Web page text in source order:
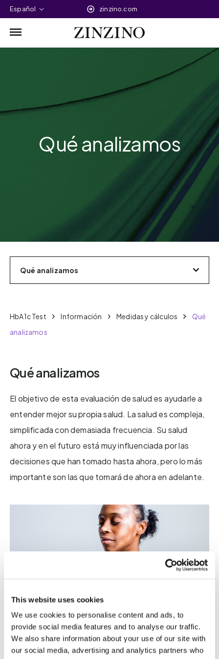
This website uses cookies
We use cookies to personalise content and ads, to
provide social media features and to analyse our traffic.
We also share information about your use of our site with
our social media, advertising and analytics partners who
Español zinzino.com
Qué analizamos
Qué analizamos
HbA1c Test Información Medidas y cálculos
Qué
analizamos
Qué analizamos
El objetivo de esta evaluación de salud es ayudarle a
entender mejor su propia salud. La salud es compleja,
simplificada con demasiada frecuencia. Su salud
ahora y en el futuro está muy influenciada por las
decisiones que han tomado hasta ahora, pero lo más
importante son las que tomará de ahora en adelante.